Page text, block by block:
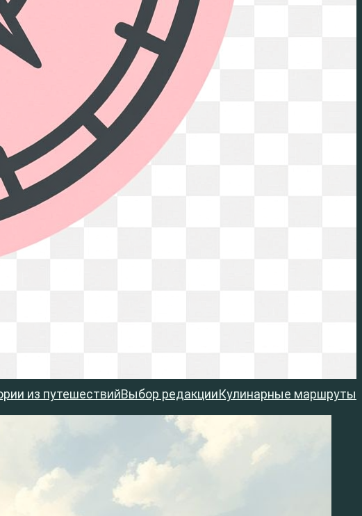
из путешествийВыбор редакцииКулинарные маршруты